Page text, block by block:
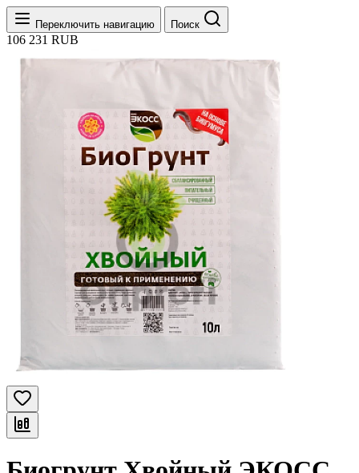
Переключить навигацию Поиск
106 231 RUB